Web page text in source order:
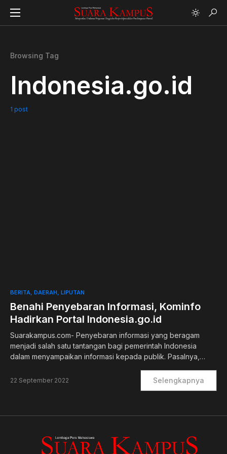
Browsing Tag
Indonesia.go.id
1 post
BERITA DAERAH LIPUTAN
Benahi Penyebaran Informasi, Kominfo
Hadirkan Portal Indonesia.go.id
Suarakampus.com- Penyebaran informasi yang beragam
menjadi salah satu tantangan bagi pemerintah Indonesia
dalam menyampaikan informasi kepada publik. Pasalnya,…
22 September 2022 Selengkapnya